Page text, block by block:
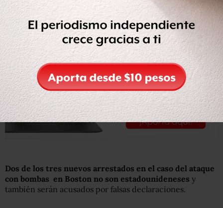
Dos de los tres nuevos arrestados en el caso del ataque
con bombas en Boston no son estadounideneses y
también serán acusados por falsas declaraciones.